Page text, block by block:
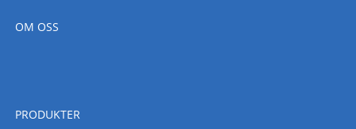
OM OSS
PRODUKTER